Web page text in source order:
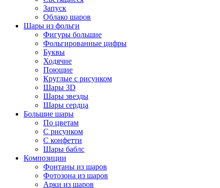
Запуск
Облако шаров
Шары из фольги
Фигуры большие
Фольгированные цифры
Буквы
Ходячие
Поющие
Круглые с рисунком
Шары 3D
Шары звезды
Шары сердца
Большие шары
По цветам
С рисунком
С конфетти
Шары баблс
Композиции
Фонтаны из шаров
Фотозона из шаров
Арки из шаров